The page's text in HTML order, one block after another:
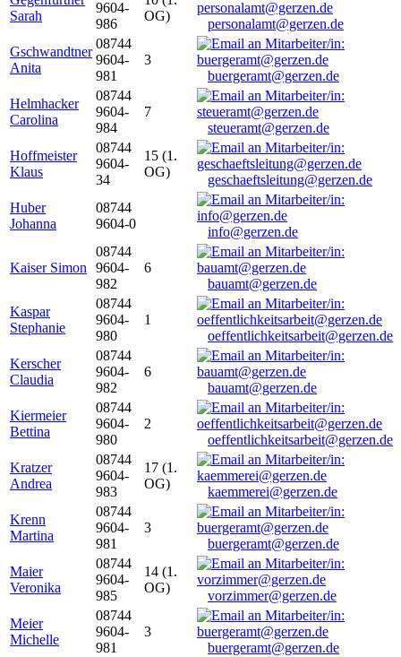
Sarah
9604-
986
OG)
personalamt@gerzen.de
Gschwandtner
Anita
08744
9604-
981
3
buergeramt@gerzen.de
Helmhacker
Carolina
08744
9604-
984
7
steueramt@gerzen.de
Hoffmeister
Klaus
08744
9604-
34
15 (1.
OG)
geschaeftsleitung@gerzen.de
Huber
Johanna
08744
9604-0
info@gerzen.de
Kaiser Simon
08744
9604-
982
6
bauamt@gerzen.de
Kaspar
Stephanie
08744
9604-
980
1
oeffentlichkeitsarbeit@gerzen.de
Kerscher
Claudia
08744
9604-
982
6
bauamt@gerzen.de
Kiermeier
Bettina
08744
9604-
980
2
oeffentlichkeitsarbeit@gerzen.de
Kratzer
Andrea
08744
9604-
983
17 (1.
OG)
kaemmerei@gerzen.de
Krenn
Martina
08744
9604-
981
3
buergeramt@gerzen.de
Maier
Veronika
08744
9604-
985
14 (1.
OG)
vorzimmer@gerzen.de
Meier
Michelle
08744
9604-
981
3
buergeramt@gerzen.de